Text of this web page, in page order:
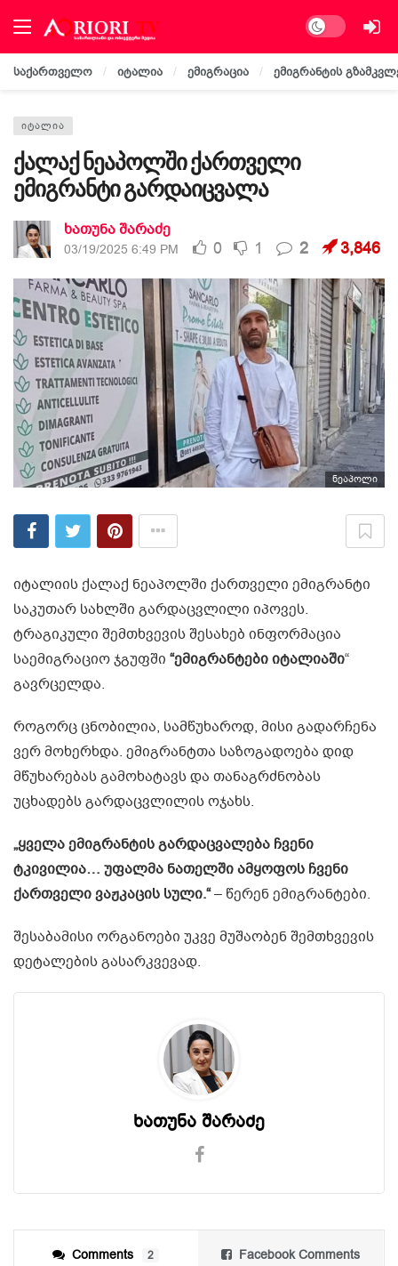
Dark mode
საქართველო იტალია ემიგრაცია ემიგრანტის
ᲘᲢᲐᲚᲘᲐ
ქალაქ ნეაპოლში ქართველი
ემიგრანტი გარდაიცვალა
ხათუნა შარაძე
03/19/2025 6:49 PM 0 1 2 3,846
ნეაპოლი
იტალიის ქალაქ ნეაპოლში ქართველი ემიგრანტი
საკუთარ სახლში გარდაცვლილი იპოვეს.
ტრაგიკული შემთხვევის შესახებ ინფორმაცია
საემიგრაციო ჯგუფში “ემიგრანტები იტალიაში“
გავრცელდა.
როგორც ცნობილია, სამწუხაროდ, მისი გადარჩენა
ვერ მოხერხდა. ემიგრანტთა საზოგადოება დიდ
მწუხარებას გამოხატავს და თანაგრძნობას
უცხადებს გარდაცვლილის ოჯახს.
„ყველა ემიგრანტის გარდაცვალება ჩვენი
ტკივილია… უფალმა ნათელში ამყოფოს ჩვენი
ქართველი ვაჟკაცის სული.“– წერენ ემიგრანტები.
შესაბამისი ორგანოები უკვე მუშაობენ შემთხვევის
დეტალების გასარკვევად.
ხათუნა შარაძე
Comments 2 Facebook Comments